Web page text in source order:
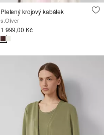
Pletený krojový kabátek
s.Oliver
1 999,00 Kč